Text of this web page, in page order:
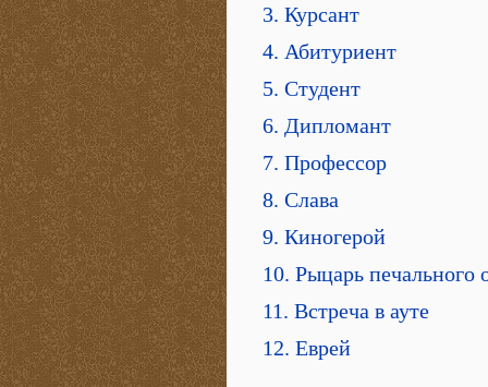
3. Курсант
4. Абитуриент
5. Студент
6. Дипломант
7. Профессор
8. Слава
9. Киногерой
10. Рыцарь печального
11. Встреча в ауте
12. Еврей